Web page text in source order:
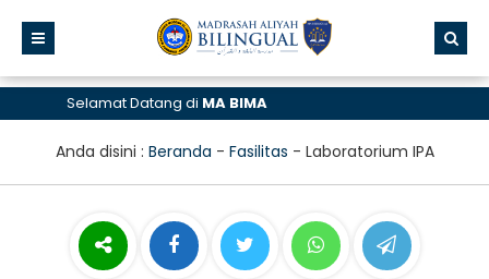
Selamat Datang diMA BIMA
Anda disini : Beranda - Fasilitas - Laboratorium IPA